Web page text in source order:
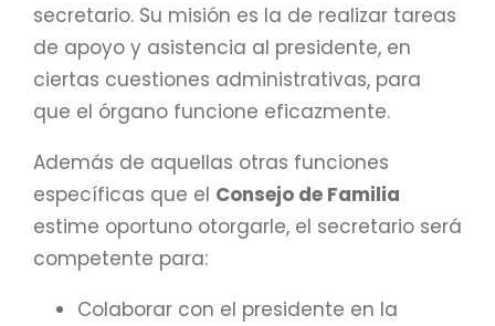
secretario. Su misión es la de realizar tareas
de apoyo y asistencia al presidente, en
ciertas cuestiones administrativas, para
que el órgano funcione eficazmente.
Además de aquellas otras funciones
específicas que el Consejo de Familia
estime oportuno otorgarle, el secretario será
competente para:
Colaborar con el presidente en la